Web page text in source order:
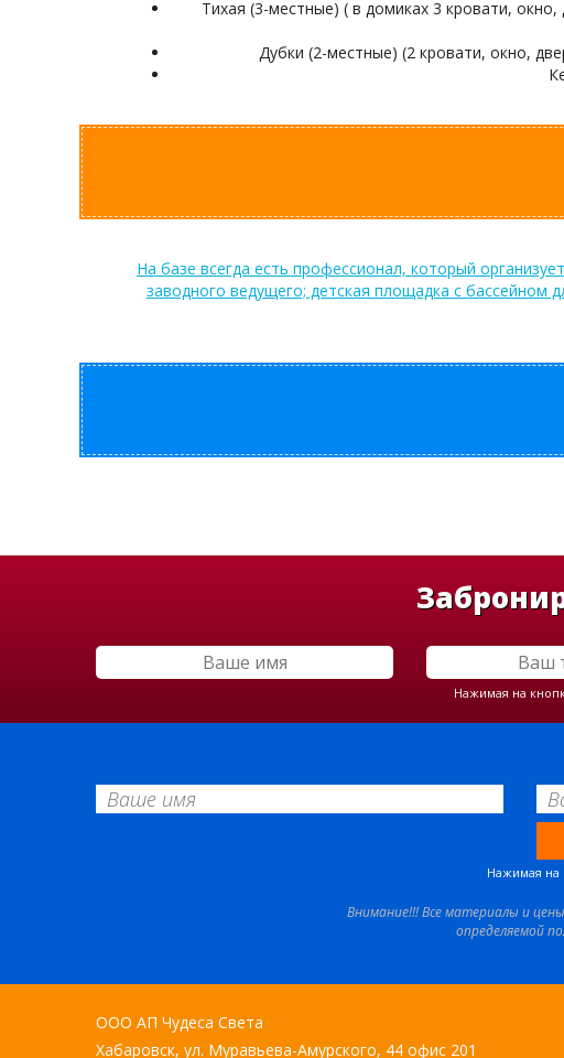
Тихая (3-местные) ( в домиках 3 кровати,
Дубки (2-местные) (2 кровати, окно,
На базе всегда есть профессионал, который
заводного ведущего; детская площадка с бассейном
Нажимая на
Нажимая на
Внимание!!! Все материалы и
определяемой
ООО АП Чудеса Света
Хабаровск, ул. Муравьева-Амурского, 44 офис 201